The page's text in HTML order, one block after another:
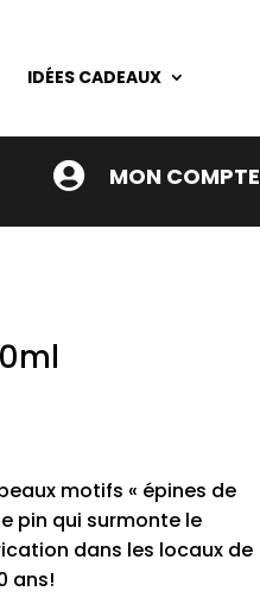
IDÉES CADEAUX
 MON COMPTE
motifs « épines de
pin qui surmonte le
dans les locaux de
ans!